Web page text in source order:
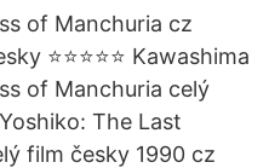
of Manchuria cz
⭐⭐⭐⭐⭐ Kawashima
of Manchuria celý
The Last
film česky 1990 cz